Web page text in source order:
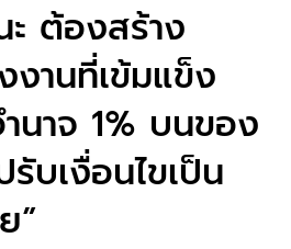
ะ ต้องสร้าง
งานที่เข้มแข็ง
นาจ 1% บนของ
รับเงื่อนไขเป็น
”